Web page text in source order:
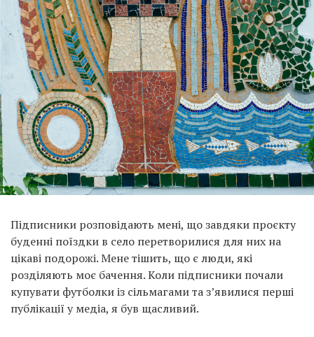
Підписники розповідають мені, що завдяки проєкту
буденні поїздки в село перетворилися для них на
цікаві подорожі. Мене тішить, що є люди, які
розділяють моє бачення. Коли підписники почали
купувати футболки із сільмагами та з’явилися перші
публікації у медіа, я був щасливий.